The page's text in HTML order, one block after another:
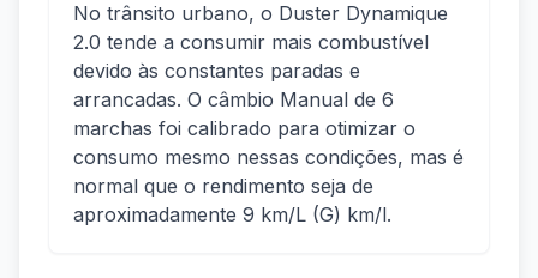
No trânsito urbano, o Duster Dynamique
2.0 tende a consumir mais combustível
devido às constantes paradas e
arrancadas. O câmbio Manual de 6
marchas foi calibrado para otimizar o
consumo mesmo nessas condições, mas é
normal que o rendimento seja de
aproximadamente 9 km/L (G) km/l.